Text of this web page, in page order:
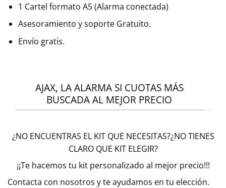
1 Cartel formato A5 (Alarma conectada)
Asesoramiento y soporte Gratuito.
Envío gratis.
AJAX, LA ALARMA SI CUOTAS MÁS
BUSCADA AL MEJOR PRECIO
¿NO ENCUENTRAS EL KIT QUE NECESITAS?¿NO TIENES
CLARO QUE KIT ELEGIR?
¡¡Te hacemos tu kit personalizado al mejor precio!!!
Contacta con nosotros y te ayudamos en tu elección.